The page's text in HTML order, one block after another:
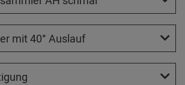
mit 40° Auslauf